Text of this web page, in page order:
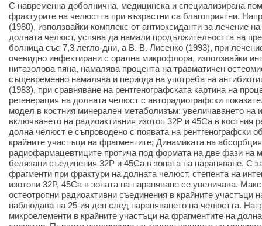
С навременна доболнична, медицинска и специализирана
фрактурите на челюстта при възрастни са благоприятни.
(1980), използвайки комплекс от антиоксиданти за лечение
долната челюст, успява да намали продължителността на
болница със 7,3 легло-дни, а В. В. Лисенко (1993), при
очевидно инфектирани с орална микрофлора, използвайки
нитазолова пяна, намалява процента на травматичен
същевременно намалява и периода на употреба на
(1983), при сравняване на рентгенографската картина на
регенерация на долната челюст с авторадиографски
модел в костния минерален метаболизъм: увеличаването на
включването на радиоактивния изотоп 32P и 45Ca в костния
долна челюст е съпроводено с появата на рентгенографски
крайните участъци на фрагментите; Динамиката на
радиофармацевтиците протича под формата на две фази на
белязани съединения 32P и 45Ca в зоната на нараняване. С
фрагменти при фрактури на долната челюст, степента на
изотопи 32P, 45Ca в зоната на нараняване се увеличава.
остеотропни радиоактивни съединения в крайните участъци
наблюдава на 25-ия ден след нараняването на челюстта.
микроелементи в крайните участъци на фрагментите на